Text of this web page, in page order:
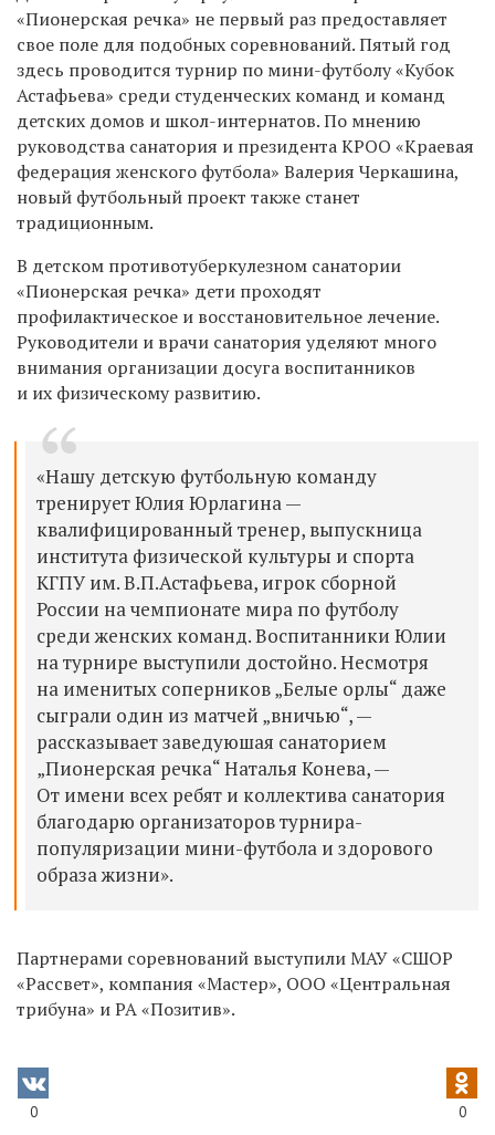
«Пионерская речка» не первый раз предоставляет
свое поле для подобных соревнований. Пятый год
здесь проводится турнир по мини-футболу «Кубок
Астафьева» среди студенческих команд и команд
детских домов и школ-интернатов. По мнению
руководства санатория и президента КРОО «Краевая
федерация женского футбола» Валерия Черкашина,
новый футбольный проект также станет
традиционным.
В детском противотуберкулезном санатории
«Пионерская речка» дети проходят
профилактическое и восстановительное лечение.
Руководители и врачи санатория уделяют много
внимания организации досуга воспитанников
и их физическому развитию.
«Нашу детскую футбольную команду
тренирует Юлия Юрлагина —
квалифицированный тренер, выпускница
института физической культуры и спорта
КГПУ им. В.П.Астафьева, игрок сборной
России на чемпионате мира по футболу
среди женских команд. Воспитанники Юлии
на турнире выступили достойно. Несмотря
на именитых соперников „Белые орлы“ даже
сыграли один из матчей „вничью“, —
рассказывает заведуюшая санаторием
„Пионерская речка“ Наталья Конева, —
От имени всех ребят и коллектива санатория
благодарю организаторов турнира-
популяризации мини-футбола и здорового
образа жизни».
Партнерами соревнований выступили МАУ «СШОР
«Рассвет», компания «Мастер», ООО «Центральная
трибуна» и РА «Позитив».
0 0